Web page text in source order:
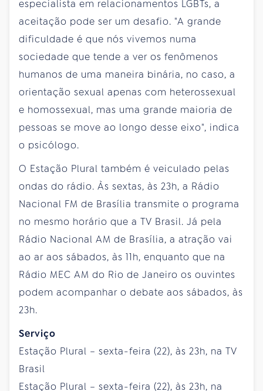
especialista em relacionamentos LGBTs, a
aceitação pode ser um desafio. "A grande
dificuldade é que nós vivemos numa
sociedade que tende a ver os fenômenos
humanos de uma maneira binária, no caso, a
orientação sexual apenas com heterossexual
e homossexual, mas uma grande maioria de
pessoas se move ao longo desse eixo", indica
o psicólogo.
O Estação Plural também é veiculado pelas
ondas do rádio. Às sextas, às 23h, a Rádio
Nacional FM de Brasília transmite o programa
no mesmo horário que a TV Brasil. Já pela
Rádio Nacional AM de Brasília, a atração vai
ao ar aos sábados, às 11h, enquanto que na
Rádio MEC AM do Rio de Janeiro os ouvintes
podem acompanhar o debate aos sábados, às
23h.
Serviço
Estação Plural – sexta-feira (22), às 23h, na TV
Brasil
Estação Plural – sexta-feira (22), às 23h, na